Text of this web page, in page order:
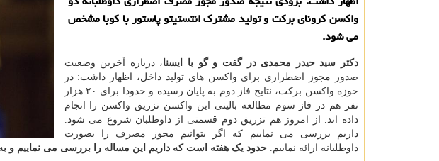
واکسن کرونای برکت و تولید مشترک انتستیتو پاستور با کوبا مشخص
می شود.
دکتر سید حیدر محمدی در گفت و گو با ایسنا، درباره آخرین وضعیت
صدور مجوز اضطراری برای واکسن های تولید داخل، اظهار داشت: در
حوزه واکسن برکت، نتایج فاز دوم به پایان رسیده و حدودا برای ۲۰ هزار
نفر هم در فاز سوم مطالعه بالینی این واکسن تزریق واکسن را انجام
داده اند. از امروز هم تزریق دوم قسمتی از داوطلبان شروع می شود.
داریم بررسی می نماییم که اگر بتوانیم مجوز مصرف را بصورت
داوطلبانه ارائه نماییم. حدود یک هفته است که داریم این مساله را بررسی می نماییم